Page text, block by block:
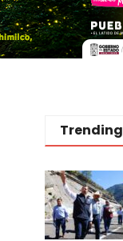
Trending